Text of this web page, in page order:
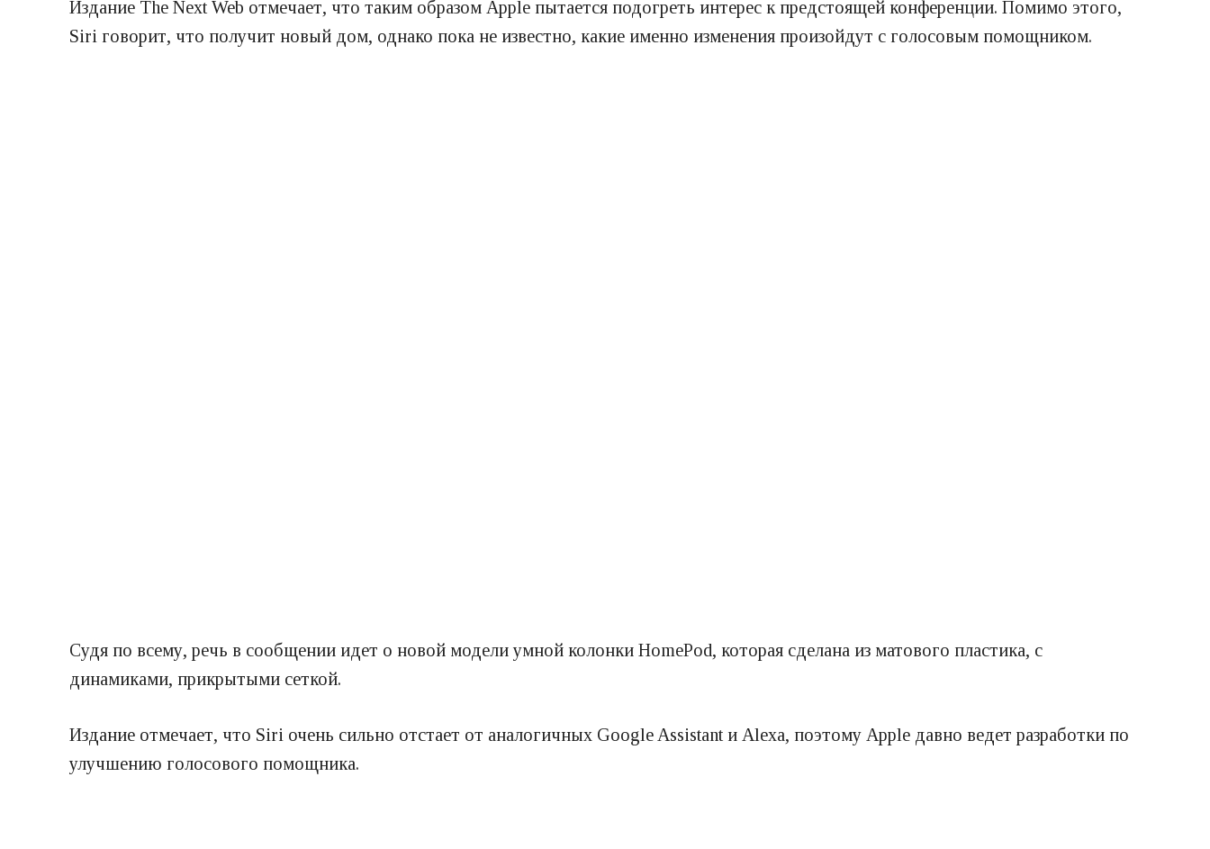
Издание The Next Web отмечает, что таким образом Apple пытается подогреть интерес к предстоящей конференции. Помимо этого,
Siri говорит, что получит новый дом, однако пока не известно, какие именно изменения произойдут с голосовым помощником.
Судя по всему, речь в сообщении идет о новой модели умной колонки HomePod, которая сделана из матового пластика, с
динамиками, прикрытыми сеткой.
Издание отмечает, что Siri очень сильно отстает от аналогичных Google Assistant и Alexa, поэтому Apple давно ведет разработки по
улучшению голосового помощника.